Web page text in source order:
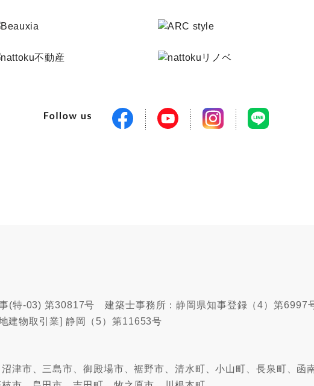
(特-03) 第30817号 建築士事務所：静岡県知事登録（4）第6997
建物取引業] 静岡（5）第11653号
津市、三島市、御殿場市、裾野市、清水町、小山町、長泉町、函